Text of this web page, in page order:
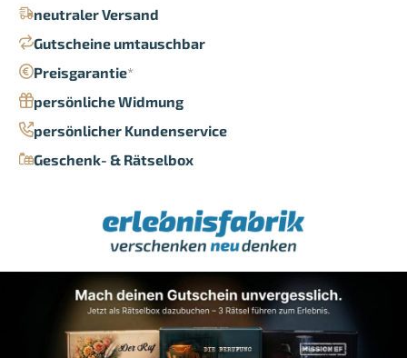
neutraler Versand
Gutscheine umtauschbar
Preisgarantie*
persönliche Widmung
persönlicher Kundenservice
Geschenk- & Rätselbox